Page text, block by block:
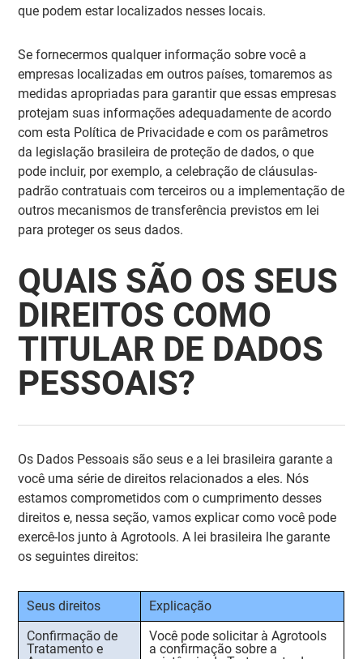
que podem estar localizados nesses locais.
Se fornecermos qualquer informação sobre você a
empresas localizadas em outros países, tomaremos as
medidas apropriadas para garantir que essas empresas
protejam suas informações adequadamente de acordo
com esta Política de Privacidade e com os parâmetros
da legislação brasileira de proteção de dados, o que
pode incluir, por exemplo, a celebração de cláusulas-
padrão contratuais com terceiros ou a implementação de
outros mecanismos de transferência previstos em lei
para proteger os seus dados.
QUAIS SÃO OS SEUS
DIREITOS COMO
TITULAR DE DADOS
PESSOAIS?
Os Dados Pessoais são seus e a lei brasileira garante a
você uma série de direitos relacionados a eles. Nós
estamos comprometidos com o cumprimento desses
direitos e, nessa seção, vamos explicar como você pode
exercê-los junto à Agrotools. A lei brasileira lhe garante
os seguintes direitos:
Seus direitos
Explicação
Confirmação de
Tratamento e
Você pode solicitar à Agrotools
a confirmação sobre a